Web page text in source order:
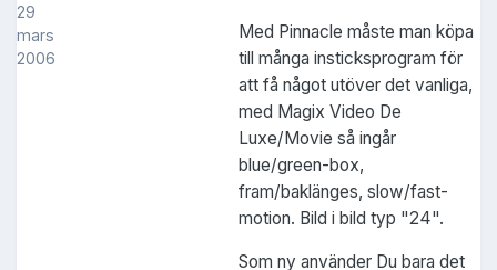
29
mars
2006
Med Pinnacle måste man köpa
till många insticksprogram för
att få något utöver det vanliga,
med Magix Video De
Luxe/Movie så ingår
blue/green-box,
fram/baklänges, slow/fast-
motion. Bild i bild typ "24".
Som ny använder Du bara det